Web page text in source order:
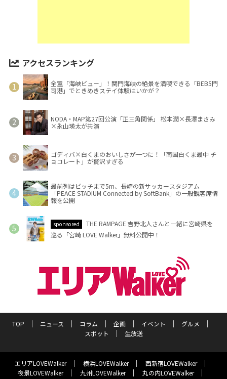
アクセスランキング
全室「海峡ビュー」！関門海峡の絶景を満喫できる「BEB5門
司港」でときめきステイ体験はいかが？
NODA・MAP第27回公演「正三角関係」 松本潤×長澤まさみ
×永山瑛太が共演
ゴディバ×白くまのおいしさが一つに！「南国白くま最中 チ
ョコレート」が贅沢すぎる
最前列はピッチまで5m、長崎の新サッカースタジアム
「PEACE STADIUM Connected by SoftBank」の一般観客席情
報を公開
sponsored
THE RAMPAGE 吉野北人さんと一緒に宮崎県を
巡る「宮崎 LOVE Walker」無料公開中！
TOP ニュース コラム 企画 イベント
グルメ
スポット
生放送
エリアLOVEWalker 横浜LOVEWalker
西新宿LOVEWalker
夜景LOVEWalker
九州LOVEWalker
丸の内LOVEWalker